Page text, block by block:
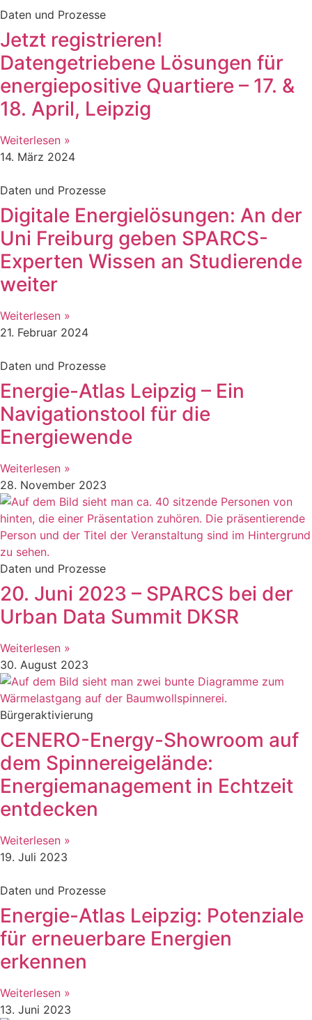
Daten und Prozesse
Jetzt registrieren!
Datengetriebene Lösungen für
energiepositive Quartiere – 17. &
18. April, Leipzig
Weiterlesen »
14. März 2024
Daten und Prozesse
Digitale Energielösungen: An der
Uni Freiburg geben SPARCS-
Experten Wissen an Studierende
weiter
Weiterlesen »
21. Februar 2024
Daten und Prozesse
Energie-Atlas Leipzig – Ein
Navigationstool für die
Energiewende
Weiterlesen »
28. November 2023
Daten und Prozesse
20. Juni 2023 – SPARCS bei der
Urban Data Summit DKSR
Weiterlesen »
30. August 2023
Bürgeraktivierung
CENERO-Energy-Showroom auf
dem Spinnereigelände:
Energiemanagement in Echtzeit
entdecken
Weiterlesen »
19. Juli 2023
Daten und Prozesse
Energie-Atlas Leipzig: Potenziale
für erneuerbare Energien
erkennen
Weiterlesen »
13. Juni 2023